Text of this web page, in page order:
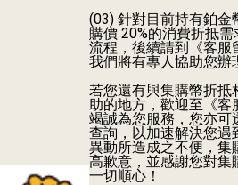
(03) 針對目前持有鉑
購價 20%的消費折抵
流程，後續請到《客服
我們將有專人協助您辦
若您還有與集購幣折抵
助的地方，歡迎至《客
竭誠為您服務，您亦可
查詢，以加速解決您遇
異動所造成之不便，集
高歉意，並感謝您對集
一切順心！